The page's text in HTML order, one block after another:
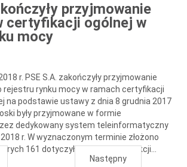
przyjmowanie
certyfikacji ogólnej w
mocy
r. PSE S.A. zakończyły przyjmowanie
rejestru rynku mocy w ramach certyfikacji
na podstawie ustawy z dnia 8 grudnia 2017
były przyjmowane w formie
dedykowany system teleinformatyczny
r. W wyznaczonym terminie złożono
161 dotyczyło jednostek redukcji...
Następny